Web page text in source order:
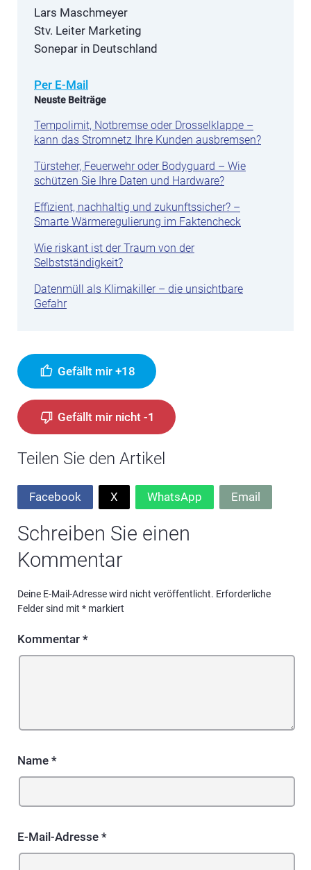
Lars Maschmeyer
Stv. Leiter Marketing
Sonepar in Deutschland
Per E-Mail
Neuste Beiträge
Tempolimit, Notbremse oder Drosselklappe –
kann das Stromnetz Ihre Kunden ausbremsen?
Türsteher, Feuerwehr oder Bodyguard – Wie
schützen Sie Ihre Daten und Hardware?
Effizient, nachhaltig und zukunftssicher? –
Smarte Wärmeregulierung im Faktencheck
Wie riskant ist der Traum von der
Selbstständigkeit?
Datenmüll als Klimakiller – die unsichtbare
Gefahr
Gefällt mir +18
Gefällt mir nicht -1
Teilen Sie den Artikel
Facebook X WhatsApp Email
Schreiben Sie einen
Kommentar
Deine E-Mail-Adresse wird nicht veröffentlicht. Erforderliche
Felder sind mit * markiert
Kommentar *
Name *
E-Mail-Adresse *